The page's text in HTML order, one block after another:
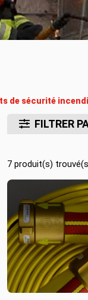
D’ÉCHELLES
NFPA
de sécurité
FILTRER
7produit(s)